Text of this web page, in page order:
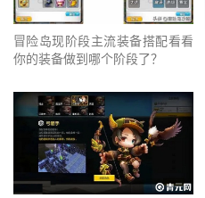
冒险岛现阶段主流装备搭配看看
你的装备做到哪个阶段了？